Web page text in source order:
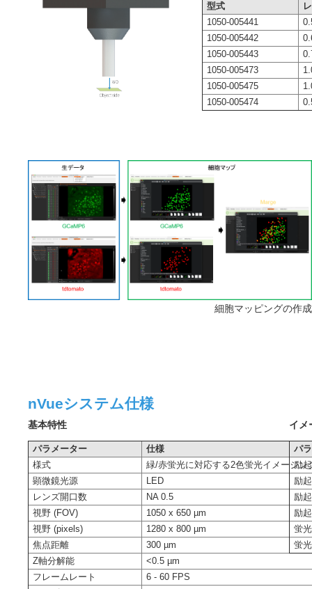
型式
1050-005441
1050-005442
1050-005443
1050-005473
1050-005475
1050-005474
細胞マッピングの作成
nVueシステム仕様
基本特性
パラメーター
仕様
様式
緑/赤蛍光に対応する2色蛍光イメージン
顕微鏡光源
LED
レンズ開口数
NA 0.5
視野 (FOV)
1050 x 650 µm
視野 (pixels)
1280 x 800 µm
焦点距離
300 µm
Z軸分解能
<0.5 µm
フレームレート
6 - 60 FPS
イメ
パ
励
励
励
励
蛍
蛍